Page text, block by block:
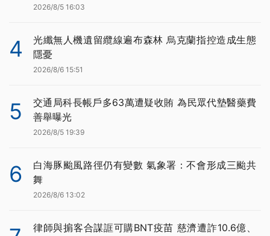
2026/8/5 16:03
4
光纖無人機遺留纜線遍布森林 烏克蘭指控造成生態
隱憂
2026/8/6 15:51
5
交通局科長帳戶多63萬遭疑收賄 為民眾代墊醫藥費
善舉曝光
2026/8/5 19:39
6
白海豚颱風路徑仍有變數 氣象署：不會形成三颱共
舞
2026/8/6 13:02
律師與掮客合謀誆可購BNT疫苗 慈濟遭詐10.6億、